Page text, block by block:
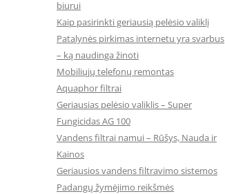
biurui
Kaip pasirinkti geriausią pelėsio valiklį
Patalynės pirkimas internetu yra svarbus
– ką naudinga žinoti
Mobiliųjų telefonų remontas
Aquaphor filtrai
Geriausias pelėsio valiklis – Super
Fungicidas AG 100
Vandens filtrai namui – Rūšys, Nauda ir
Kainos
Geriausios vandens filtravimo sistemos
Padangų žymėjimo reikšmės